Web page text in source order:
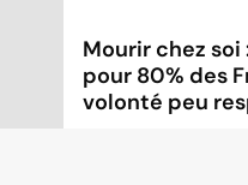
Mourir chez soi
pour 80% des
volonté peu